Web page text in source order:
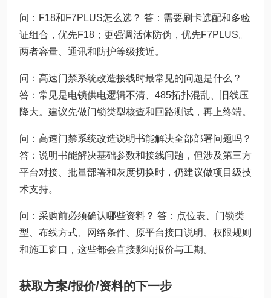
问：F18和F7PLUS怎么选？ 答：需要刷卡选配和多验
证组合，优先F18；更强调活体防伪，优先F7PLUS。
两者容量、通讯和防护等级接近。
问：高速门禁系统改造接线时最常见的问题是什么？
答：常见是电锁供电逻辑不清、485拓扑混乱、旧线压
降大。建议先做门锁类型核查和回路测试，再上终端。
问：高速门禁系统改造说明书能解决全部部署问题吗？
答：说明书能解决基础参数和接线问题，但涉及第三方
平台对接、批量部署和灰度切换时，仍建议做项目级技
术支持。
问：采购前必须确认哪些资料？ 答：点位表、门锁类
型、布线方式、网络条件、原平台接口说明、权限规则
和施工窗口，这些都会直接影响报价与工期。
获取方案/报价/资料的下一步